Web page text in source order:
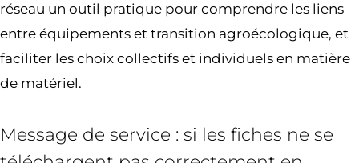
réseau un outil pratique pour comprendre les liens
entre équipements et transition agroécologique, et
faciliter les choix collectifs et individuels en matière
de matériel.
Message de service : si les fiches ne se